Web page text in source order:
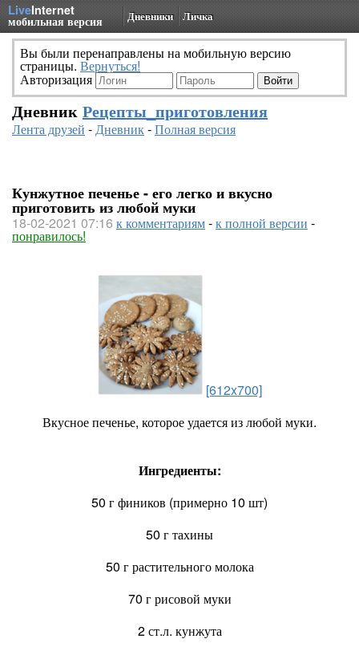
LiveInternet
мобильная версия Дневники Личка
Вы были перенаправлены на мобильную версию
страницы. Вернуться!
Авторизация
Дневник Рецепты_приготовления
Лента друзей -Дневник-Полная версия
Кунжутное печенье - его легко и вкусно
приготовить из любой муки
18-02-2021 07:16 к комментариям-к полной версии -
понравилось!
[612x700]
Вкусное печенье, которое удается из любой муки.
Ингредиенты:
50 г фиников (примерно 10 шт)
50 г тахины
50 г растительного молока
70 г рисовой муки
2 ст.л. кунжута